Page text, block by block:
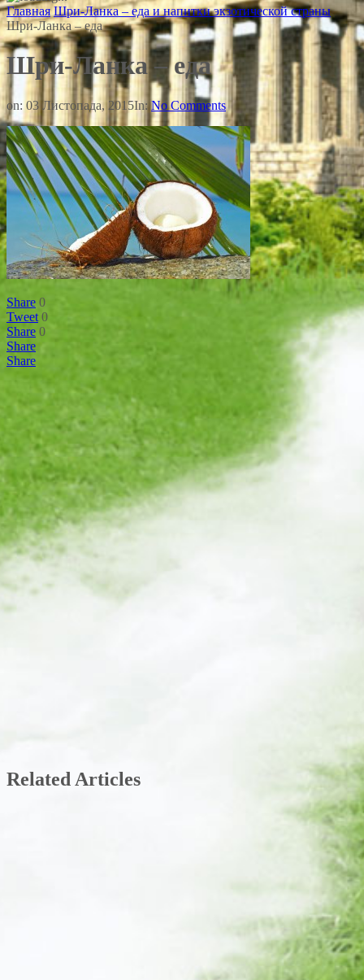
Главная Шри-Ланка – еда и напитки экзотической страны
Шри-Ланка – еда
Шри-Ланка – еда
on: 03 Листопада, 2015In: No Comments
Share 0
Tweet 0
Share 0
Share
Share
Related Articles